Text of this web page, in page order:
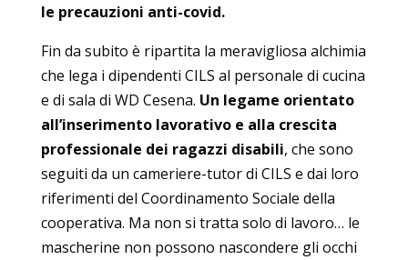
le precauzioni anti-covid.
Fin da subito è ripartita la meravigliosa alchimia
che lega i dipendenti CILS al personale di cucina
e di sala di WD Cesena. Un legame orientato
all’inserimento lavorativo e alla crescita
professionale dei ragazzi disabili, che sono
seguiti da un cameriere-tutor di CILS e dai loro
riferimenti del Coordinamento Sociale della
cooperativa. Ma non si tratta solo di lavoro… le
mascherine non possono nascondere gli occhi